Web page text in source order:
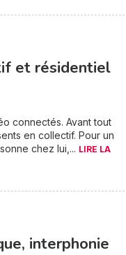
et résidentiel
connectés. Avant tout
en collectif. Pour un
chez lui,... LIRE LA
interphonie